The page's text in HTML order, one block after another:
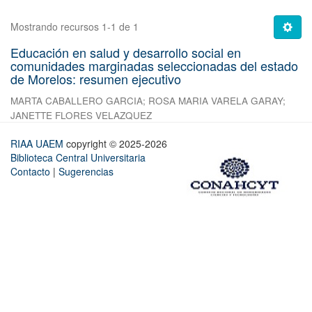
Mostrando recursos 1-1 de 1
Educación en salud y desarrollo social en
comunidades marginadas seleccionadas del estado
de Morelos: resumen ejecutivo
MARTA CABALLERO GARCIA; ROSA MARIA VARELA GARAY;
JANETTE FLORES VELAZQUEZ
RIAA UAEM copyright © 2025-2026
Biblioteca Central Universitaria
Contacto | Sugerencias